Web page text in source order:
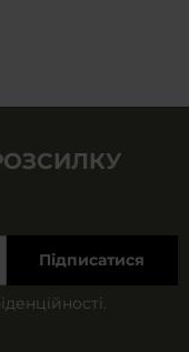
Підписатися
.